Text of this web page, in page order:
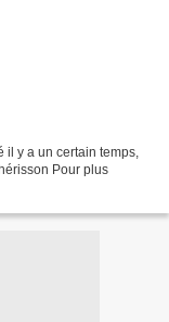
y a un certain temps,
Pour plus